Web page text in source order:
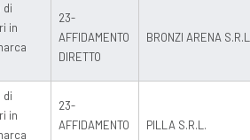
di
in
23-
AFFIDAMENTO
DIRETTO
BRONZI ARENA
di
in
23-
AFFIDAMENTO
PILLA S.R.L.